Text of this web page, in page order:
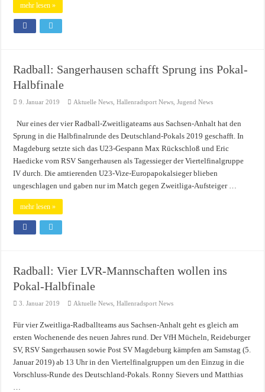
mehr lesen »
Radball: Sangerhausen schafft Sprung ins Pokal-
Halbfinale
9. Januar 2019 Aktuelle News ,Hallenradsport News ,Jugend News
Nur eines der vier Radball-Zweitligateams aus Sachsen-Anhalt hat den
Sprung in die Halbfinalrunde des Deutschland-Pokals 2019 geschafft. In
Magdeburg setzte sich das U23-Gespann Max Rückschloß und Eric
Haedicke vom RSV Sangerhausen als Tagessieger der Viertelfinalgruppe
IV durch. Die amtierenden U23-Vize-Europapokalsieger blieben
ungeschlagen und gaben nur im Match gegen Zweitliga-Aufsteiger …
mehr lesen »
Radball: Vier LVR-Mannschaften wollen ins
Pokal-Halbfinale
3. Januar 2019 Aktuelle News ,Hallenradsport News
Für vier Zweitliga-Radballteams aus Sachsen-Anhalt geht es gleich am
ersten Wochenende des neuen Jahres rund. Der VfH Mücheln, Reideburger
SV, RSV Sangerhausen sowie Post SV Magdeburg kämpfen am Samstag (5.
Januar 2019) ab 13 Uhr in den Viertelfinalgruppen um den Einzug in die
Vorschluss-Runde des Deutschland-Pokals. Ronny Sievers und Matthias
…